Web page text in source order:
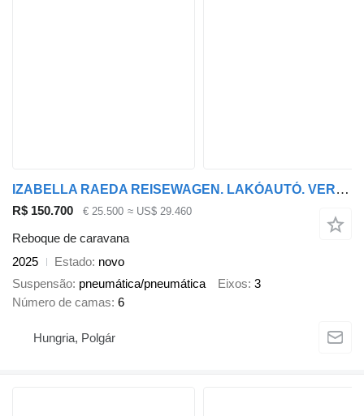
IZABELLA RAEDA REISEWAGEN. LAKÓAUTÓ. VERSENYAUTÓ ÉS LÓSZÁLL
R$ 150.700 € 25.500 ≈ US$ 29.460
Reboque de caravana
2025
Estado novo
Suspensão pneumática/pneumática Eixos 3
Número de camas 6
Hungria, Polgár